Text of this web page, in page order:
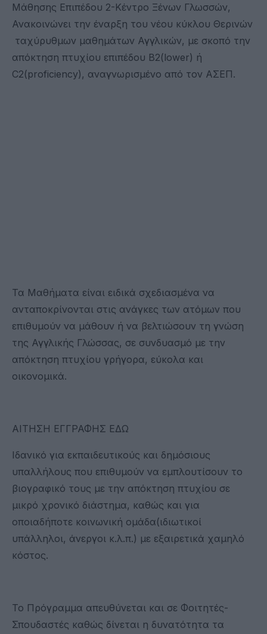
Μάθησης Επιπέδου 2-Κέντρο Ξένων Γλωσσών,
Ανακοινώνει την έναρξη του νέου κύκλου Θερινών
ταχύρυθμων μαθημάτων Αγγλικών, με σκοπό την
απόκτηση πτυχίου επιπέδου B2(lower) ή
C2(proficiency), αναγνωρισμένο από τον ΑΣΕΠ.
Τα Μαθήματα είναι ειδικά σχεδιασμένα να
ανταποκρίνονται στις ανάγκες των ατόμων που
επιθυμούν να μάθουν ή να βελτιώσουν τη γνώση
της Αγγλικής Γλώσσας, σε συνδυασμό με την
απόκτηση πτυχίου γρήγορα, εύκολα και
οικονομικά.
ΑΙΤΗΣΗ ΕΓΓΡΑΦΗΣ ΕΔΩ
Ιδανικό για εκπαιδευτικούς και δημόσιους
υπαλλήλους που επιθυμούν να εμπλουτίσουν το
βιογραφικό τους με την απόκτηση πτυχίου σε
μικρό χρονικό διάστημα, καθώς και για
οποιαδήποτε κοινωνική ομάδα(ιδιωτικοί
υπάλληλοι, άνεργοι κ.λ.π.) με εξαιρετικά χαμηλό
κόστος.
Το Πρόγραμμα απευθύνεται και σε Φοιτητές-
Σπουδαστές καθώς δίνεται η δυνατότητα τα